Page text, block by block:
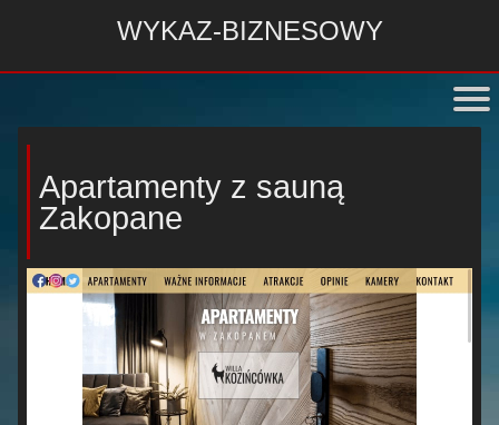
WYKAZ-BIZNESOWY
Apartamenty z sauną
Zakopane